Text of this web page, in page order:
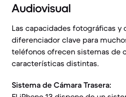
Audiovisual
Las capacidades fotográficas y
diferenciador clave para
teléfonos ofrecen sistemas de
características distintas.
Sistema de Cámara Trasera: